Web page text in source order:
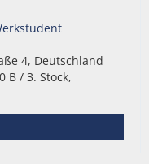
4, Deutschland
B / 3. Stock,